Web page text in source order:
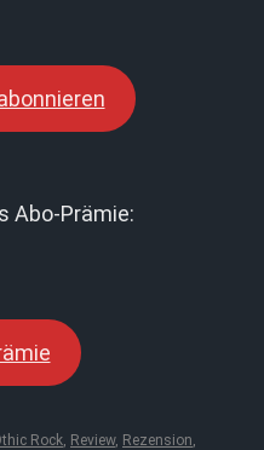
Abo-Prämie:
Rock, Review, Rezension,